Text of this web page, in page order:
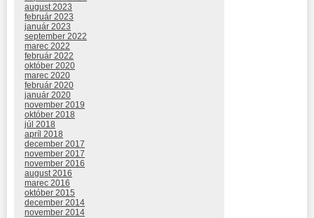
august 2023
február 2023
január 2023
september 2022
marec 2022
február 2022
október 2020
marec 2020
február 2020
január 2020
november 2019
október 2018
júl 2018
apríl 2018
december 2017
november 2017
november 2016
august 2016
marec 2016
október 2015
december 2014
november 2014